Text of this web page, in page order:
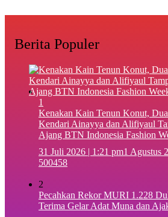
Berita Populer
1
‎Kenakan Kain Tenun Konut,
Kendari Ainayya dan Alifiyaul
Ajang BTN Indonesia Fashion
31 Juli 2026 | 1:21 pm1 Agustus
500458
2
Pecahkan Rekor MURI 1.228
Terima Gelar Adat Muna dan